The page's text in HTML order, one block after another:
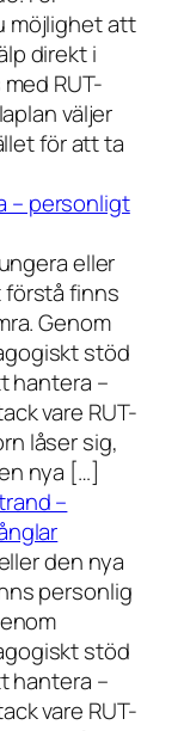
möjlighet att
direkt i
RUT-
väljer
för att ta
– personligt
eller
förstå finns
Genom
stöd
hantera –
vare RUT-
låser sig,
nya […]
–
den nya
personlig
stöd
hantera –
vare RUT-